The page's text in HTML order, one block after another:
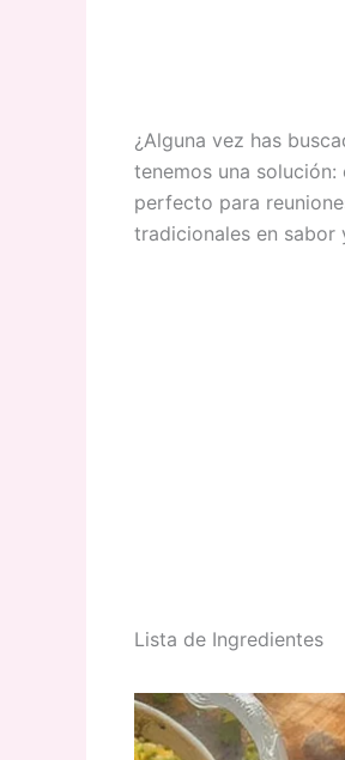
¿Alguna vez has
tenemos una solución:
perfecto para
tradicionales en sabor
Lista de Ingredientes